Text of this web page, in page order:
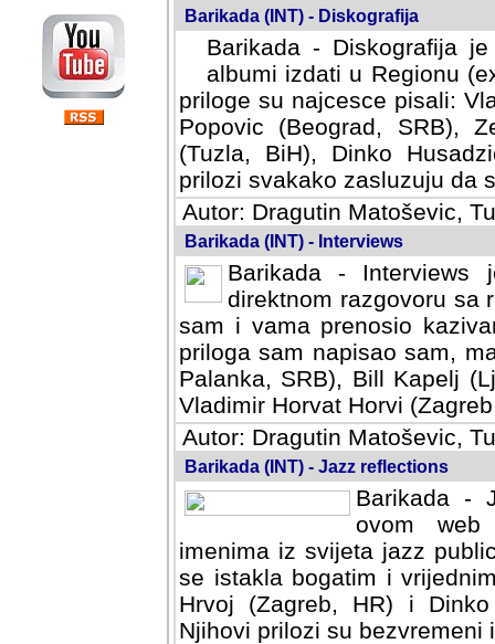
Barikada (INT) - Diskografija
Barikada - Diskografija
albumi izdati u Regionu
priloge su najcesce pisali:
Popovic (Beograd, SRB),
(Tuzla, BiH), Dinko
prilozi svakako zasluzuju da
Autor: Dragutin Matoševic,
Barikada (INT) - Interviews
Barikada -
direktnom razgovoru sa
sam i vama prenosio
priloga sam napisao sam,
Palanka, SRB), Bill Kapelj
Vladimir Horvat Horvi
Autor: Dragutin Matoševic,
Barikada (INT) - Jazz reflections
Barikada -
ovom web
imenima iz svijeta jazz
se istakla bogatim i
Hrvoj (Zagreb, HR) i
Njihovi prilozi su bezvremeni